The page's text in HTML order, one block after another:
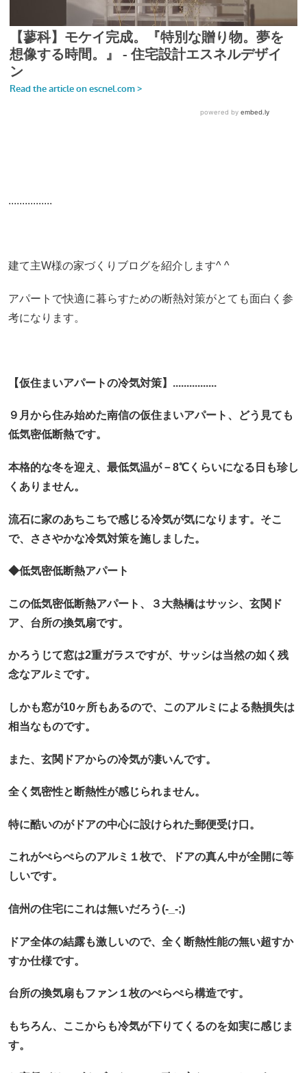
................
建て主W様の家づくりブログを紹介します^ ^
アパートで快適に暮らすための断熱対策がとても面白く参
考になります。
【仮住まいアパートの冷気対策】................
９月から住み始めた南信の仮住まいアパート、どう見ても
低気密低断熱です。
本格的な冬を迎え、最低気温が－8℃くらいになる日も珍し
くありません。
流石に家のあちこちで感じる冷気が気になります。そこ
で、ささやかな冷気対策を施しました。
◆低気密低断熱アパート
この低気密低断熱アパート、３大熱橋はサッシ、玄関ド
ア、台所の換気扇です。
かろうじて窓は2重ガラスですが、サッシは当然の如く残
念なアルミです。
しかも窓が10ヶ所もあるので、このアルミによる熱損失は
相当なものです。
また、玄関ドアからの冷気が凄いんです。
全く気密性と断熱性が感じられません。
特に酷いのがドアの中心に設けられた郵便受け口。
これがぺらぺらのアルミ１枚で、ドアの真ん中が全開に等
しいです。
信州の住宅にこれは無いだろう(-_-;)
ドア全体の結露も激しいので、全く断熱性能の無い超すか
すか仕様です。
台所の換気扇もファン１枚のぺらぺら構造です。
もちろん、ここからも冷気が下りてくるのを如実に感じま
す。